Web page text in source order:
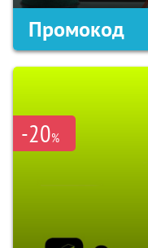
Промокод
-20%